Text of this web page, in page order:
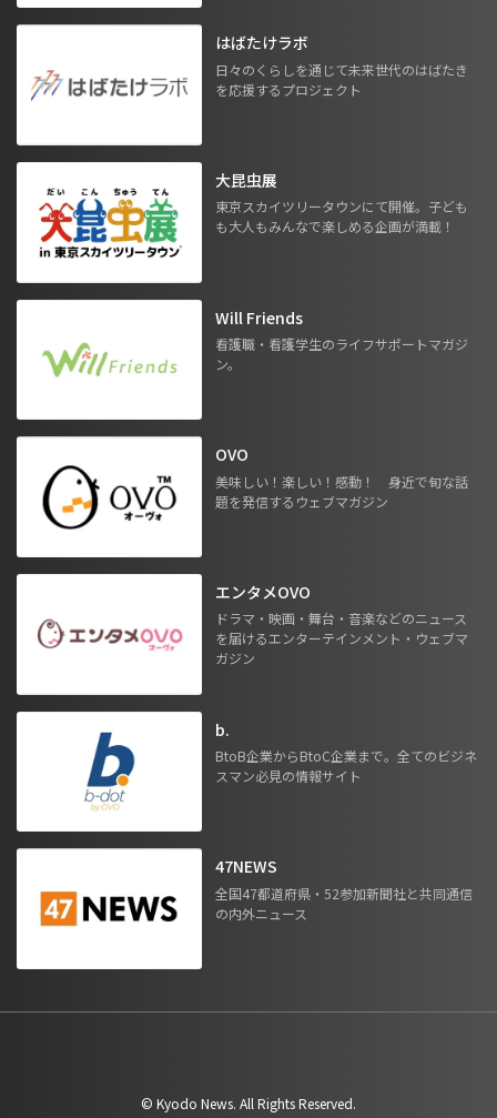
はばたけラボ
日々のくらしを通じて未来世代のはばたき
を応援するプロジェクト
大昆虫展
東京スカイツリータウンにて開催。子ども
も大人もみんなで楽しめる企画が満載！
Will Friends
看護職・看護学生のライフサポートマガジ
ン。
OVO
美味しい！楽しい！感動！ 身近で旬な話
題を発信するウェブマガジン
エンタメOVO
ドラマ・映画・舞台・音楽などのニュース
を届けるエンターテインメント・ウェブマ
ガジン
b.
BtoB企業からBtoC企業まで。全てのビジネ
スマン必見の情報サイト
47NEWS
全国47都道府県・52参加新聞社と共同通信
の内外ニュース
©︎ Kyodo News. All Rights Reserved.